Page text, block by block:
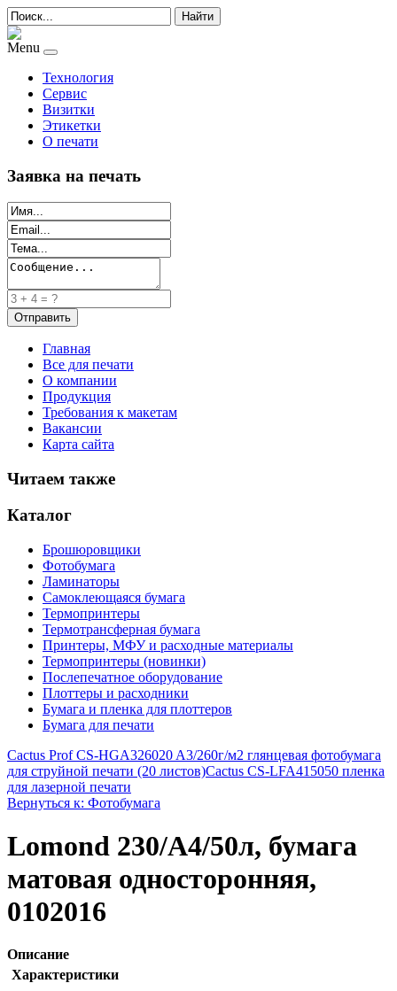
Найти
Menu
Технология
Сервис
Визитки
Этикетки
О печати
Заявка на печать
Главная
Все для печати
О компании
Продукция
Требования к макетам
Вакансии
Карта сайта
Читаем также
Каталог
Брошюровщики
Фотобумага
Ламинаторы
Самоклеющаяся бумага
Термопринтеры
Термотрансферная бумага
Принтеры, МФУ и расходные материалы
Термопринтеры (новинки)
Послепечатное оборудование
Плоттеры и расходники
Бумага и пленка для плоттеров
Бумага для печати
Cactus Prof CS-HGA326020 A3/260г/м2 глянцевая фотобумага
для струйной печати (20 листов)Cactus CS-LFA415050 пленка
для лазерной печати
Вернуться к: Фотобумага
Lomond 230/A4/50л, бумага
матовая односторонняя,
0102016
Описание
Характеристики